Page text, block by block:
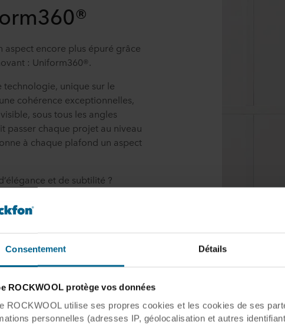
Consentement Détails
ROCKWOOL protège vos données
ROCKWOOL utilise ses propres cookies et les cookies de ses
personnelles (adresses IP, géolocalisation et autres
aspect encore plus épuré grâce
: Uniform360®.
technologie, unique sur le
cohérence exceptionnelles,
sous tous les angles
passer chaque projet au niveau
à chaque plafond un aspect
et de subtilité ?
à une ossature Matt White 11
discret. Et rendez le visible